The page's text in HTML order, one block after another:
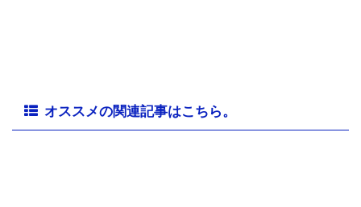
オススメの関連記事はこちら。